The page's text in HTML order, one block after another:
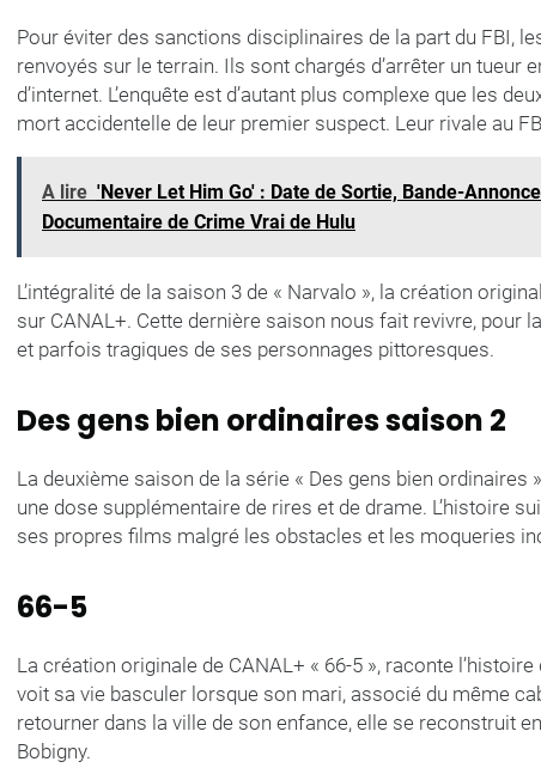
Pour éviter des sanctions disciplinaires de la part du FBI,
renvoyés sur le terrain. Ils sont chargés d’arrêter un tueur
d’internet. L’enquête est d’autant plus complexe que les
mort accidentelle de leur premier suspect. Leur rivale au
A lire 'Never Let Him Go' : Date de Sortie, Bande-
Documentaire de Crime Vrai de Hulu
L’intégralité de la saison 3 de « Narvalo », la création
sur CANAL+. Cette dernière saison nous fait revivre, pour
et parfois tragiques de ses personnages pittoresques.
Des gens bien ordinaires saison 2
La deuxième saison de la série « Des gens bien ordinaires
une dose supplémentaire de rires et de drame. L’histoire
ses propres films malgré les obstacles et les moqueries
66-5
La création originale de CANAL+ « 66-5 », raconte
voit sa vie basculer lorsque son mari, associé du même
retourner dans la ville de son enfance, elle se reconstruit
Bobigny.